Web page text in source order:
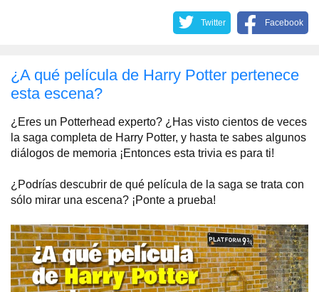
Twitter Facebook
¿A qué película de Harry Potter pertenece
esta escena?
¿Eres un Potterhead experto? ¿Has visto cientos de veces
la saga completa de Harry Potter, y hasta te sabes algunos
diálogos de memoria ¡Entonces esta trivia es para ti!
¿Podrías descubrir de qué película de la saga se trata con
sólo mirar una escena? ¡Ponte a prueba!